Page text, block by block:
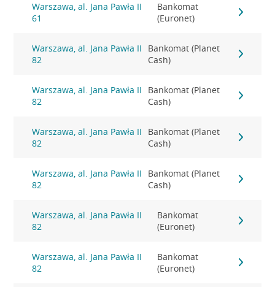
Warszawa, al. Jana Pawła II
61
Bankomat
(Euronet)
Warszawa, al. Jana Pawła II
82
Bankomat (Planet
Cash)
Warszawa, al. Jana Pawła II
82
Bankomat (Planet
Cash)
Warszawa, al. Jana Pawła II
82
Bankomat (Planet
Cash)
Warszawa, al. Jana Pawła II
82
Bankomat (Planet
Cash)
Warszawa, al. Jana Pawła II
82
Bankomat
(Euronet)
Warszawa, al. Jana Pawła II
82
Bankomat
(Euronet)